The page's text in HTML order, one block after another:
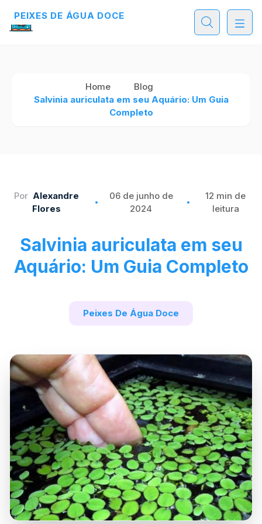
Home
Blog
Salvinia auriculata em seu Aquário: Um Guia
Completo
Por Alexandre
Flores
06 de junho de
2024
12 min de
leitura
Salvinia auriculata em seu
Aquário: Um Guia Completo
Peixes De Água Doce
PEIXES DE ÁGUA DOCE